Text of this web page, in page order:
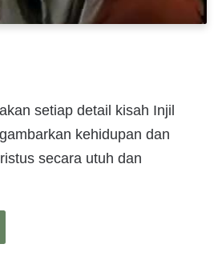
setiap detail kisah Injil
kehidupan dan
secara utuh dan